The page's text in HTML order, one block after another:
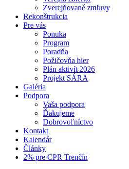
Zverejňované zmluvy
Rekonštrukcia
Pre vás
Ponuka
Program
Poradňa
Požičovňa hier
Plán aktivít 2026
Projekt SÁRA
Galéria
Podpora
Vaša podpora
Ďakujeme
Dobrovoľníctvo
Kontakt
Kalendár
Články
2% pre CPR Trenčín